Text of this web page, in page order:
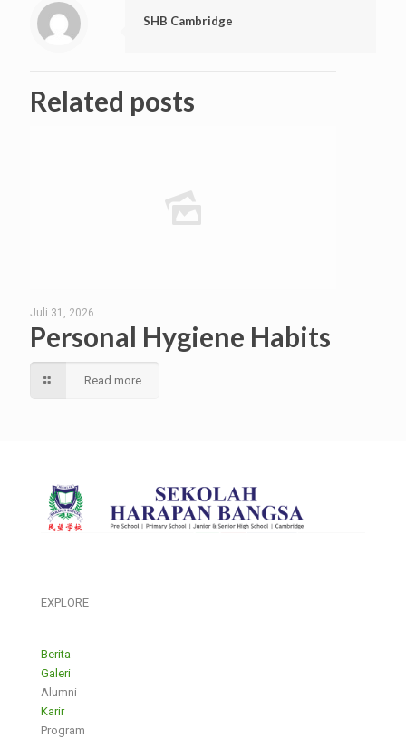
SHB Cambridge
Related posts
Juli 31, 2026
Personal Hygiene Habits
Read more
EXPLORE
Berita
Galeri
Alumni
Karir
Program